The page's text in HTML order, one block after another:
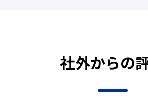
社外からの